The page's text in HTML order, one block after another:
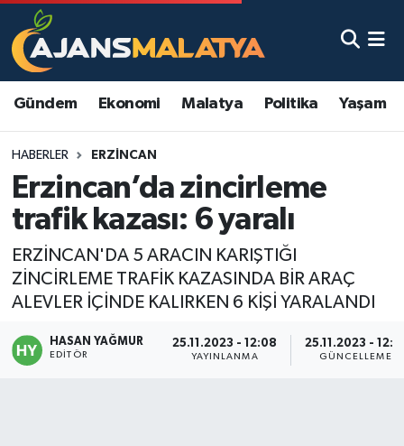
Gündem Ekonomi Malatya Politika Yaşam
HABERLER ERZINCAN
Erzincan’da zincirleme
trafik kazası: 6 yaralı
ERZİNCAN'DA 5 ARACIN KARIŞTIĞI
ZİNCİRLEME TRAFİK KAZASINDA BİR ARAÇ
ALEVLER İÇİNDE KALIRKEN 6 KİŞİ YARALANDI
HASAN YAĞMUR
EDITÖR
25.11.2023 - 12:08
YAYINLANMA
25.11.2023 -
GÜNCELLEME
Asayiş
Eğitim
Ekonomi
Gündem
Kadın
Kültür & Sanat
Malatya Nöbetçi Eczaneler
Malatya Namaz Vakitleri
Malatya Trafik Yoğunluk Haritası
TFF 3.Lig 2.Grup Puan Durumu ve Fikstür
Tüm Manşetler
Son Dakika Haberleri